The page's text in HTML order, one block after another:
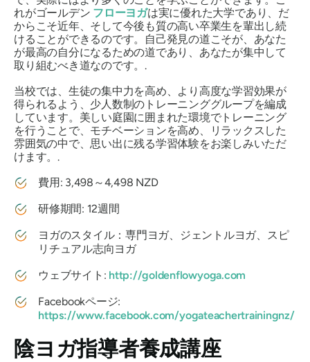
れがゴールデン フローヨガは実に優れた大学であり、だ
からこそ近年、そして今後も質の高い卒業生を輩出し続
けることができるのです。自己発見の道こそが、あなた
が最高の自分になるための道であり、あなたが集中して
取り組むべき道なのです。.
当校では、生徒の集中力を高め、より高度な学習効果が
得られるよう、少人数制のトレーニンググループを編成
しています。美しい庭園に囲まれた環境でトレーニング
を行うことで、モチベーションを高め、リラックスした
雰囲気の中で、思い出に残る学習体験をお楽しみいただ
けます。.
費用: 3,498～4,498 NZD
研修期間: 12週間
ヨガのスタイル：専門ヨガ、ジェントルヨガ、スピ
リチュアル志向ヨガ
ウェブサイト: http://goldenflowyoga.com
Facebookページ:
https://www.facebook.com/yogateachertrainingnz/
陰ヨガ指導者養成講座